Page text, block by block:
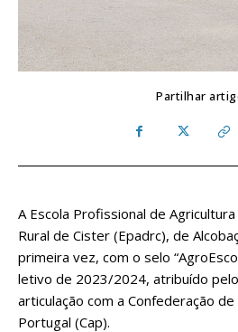
Partilhar
A Escola Profissional de
Rural de Cister (Epadrc), de
primeira vez, com o selo
letivo de 2023/2024, atribuído
articulação com a Confederação
Portugal (Cap).